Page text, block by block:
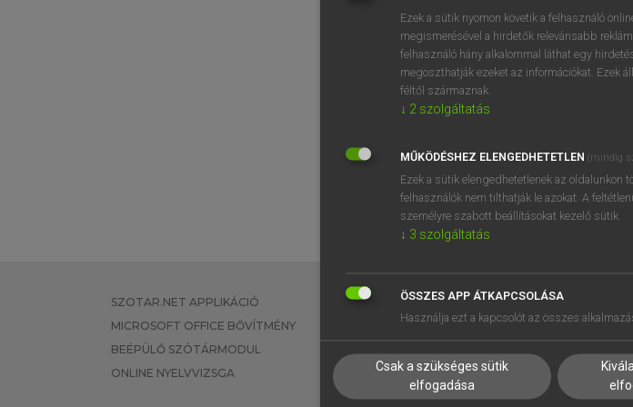
SZOTAR.NET APPLIKÁCIÓ
MICROSOFT OFFICE BŐVÍTMÉNY
BEÉPÜLŐ SZÓTÁRMODUL
ONLINE NYELVVIZSGA
EGYÉNI FELHASZNÁLÓKNAK
TANULÓKNAK
VÁLLALATI MEGOLDÁSOK
SÚGÓ
RÓLUNK
SÜTI
Ezek a sütik nyomon követik a felhasználó
megismerésével a hirdetők relevánsabb
felhasználó hány alkalommal láthat egy
megoszthatják ezeket az információkat. Ezek
féltől származnak.
↓ 2 szolgáltatás
MŰKÖDÉSHEZ ELENGEDHETETLEN (mindig
Ezek a sütik elengedhetetlenek az oldalunkon
felhasználók nem tilthatják le azokat. A
személyre szabott beállításokat kezelő sütik.
↓ 3 szolgáltatás
ÖSSZES APP ÁTKAPCSOLÁSA
Használja ezt a kapcsolót az összes
Csak a szükséges sütik
elfogadása